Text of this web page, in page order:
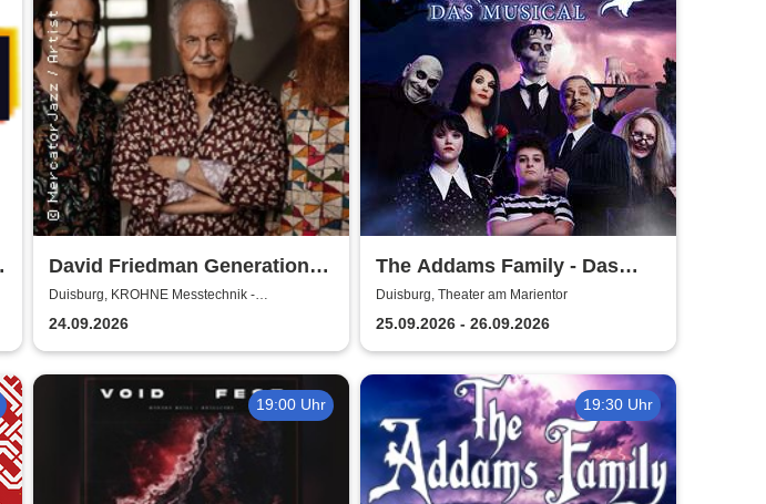
David Friedman Generation
Trio
Duisburg, KROHNE Messtechnik -
24.09.2026
The Addams Family - Das
Musical
Duisburg, Theater am Marientor
25.09.2026 - 26.09.2026
19:00 Uhr 19:30 Uhr